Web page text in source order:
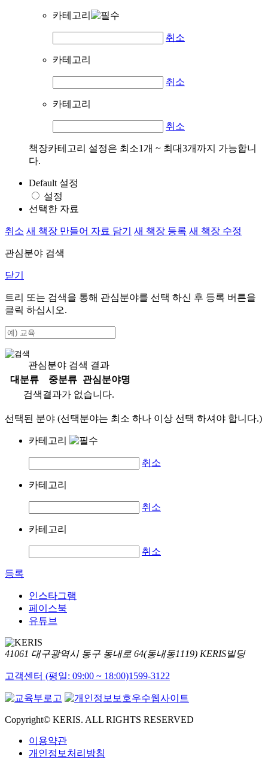
카테고리
취소
카테고리
취소
카테고리
취소
책장카테고리 설정은 최소1개 ~ 최대3개까지 가능합니
다.
Default 설정
설정
선택한 자료
취소 새 책장 만들어 자료 담기 새 책장 등록 새 책장 수정
관심분야 검색
닫기
트리 또는 검색을 통해 관심분야를 선택 하신 후 등록 버튼을
클릭 하십시오.
관심분야 검색 결과
대분류
중분류
관심분야명
검색결과가 없습니다.
선택된 분야 (선택분야는 최소 하나 이상 선택 하셔야 합니다.)
카테고리
취소
카테고리
취소
카테고리
취소
등록
인스타그램
페이스북
유튜브
41061 대구광역시 동구 동내로 64(동내동1119) KERIS빌딩
고객센터 (평일: 09:00 ~ 18:00)1599-3122
Copyright© KERIS. ALL RIGHTS RESERVED
이용약관
개인정보처리방침